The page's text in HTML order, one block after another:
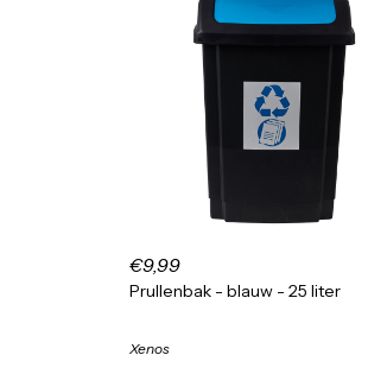
€9,99
Prullenbak - blauw - 25 liter
Xenos